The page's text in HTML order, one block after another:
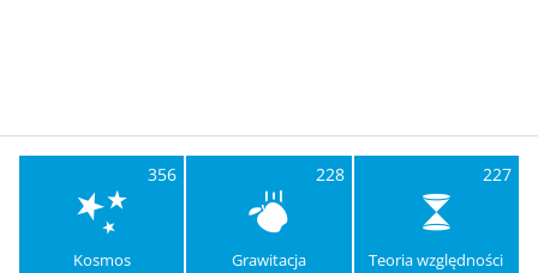
356
Kosmos
228
Grawitacja
227
Teoria względności